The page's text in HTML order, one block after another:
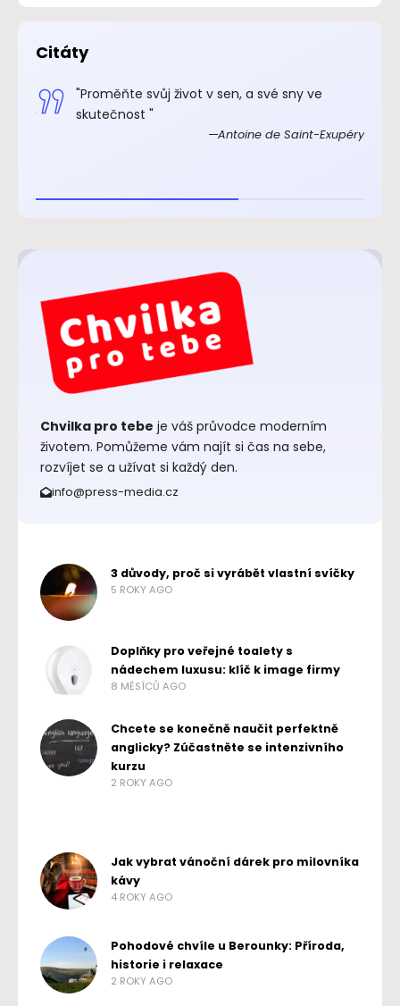
Citáty
"Proměňte svůj život v sen, a své sny ve
skutečnost "
Antoine de Saint-Exupéry
Chvilka pro tebe je váš průvodce moderním
životem. Pomůžeme vám najít si čas na sebe,
rozvíjet se a užívat si každý den.
info@press-media.cz
3 důvody, proč si vyrábět vlastní svíčky
5 ROKY AGO
Doplňky pro veřejné toalety s
nádechem luxusu: klíč k image firmy
8 MĚSÍCŮ AGO
Chcete se konečně naučit perfektně
anglicky? Zúčastněte se intenzivního
kurzu
2 ROKY AGO
Jak vybrat vánoční dárek pro milovníka
kávy
4 ROKY AGO
Pohodové chvíle u Berounky: Příroda,
historie i relaxace
2 ROKY AGO